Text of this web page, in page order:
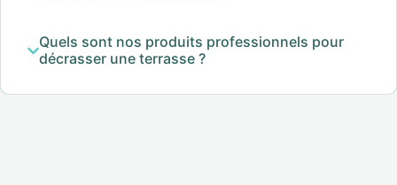
Quels sont nos produits professionnels pour
décrasser une terrasse ?